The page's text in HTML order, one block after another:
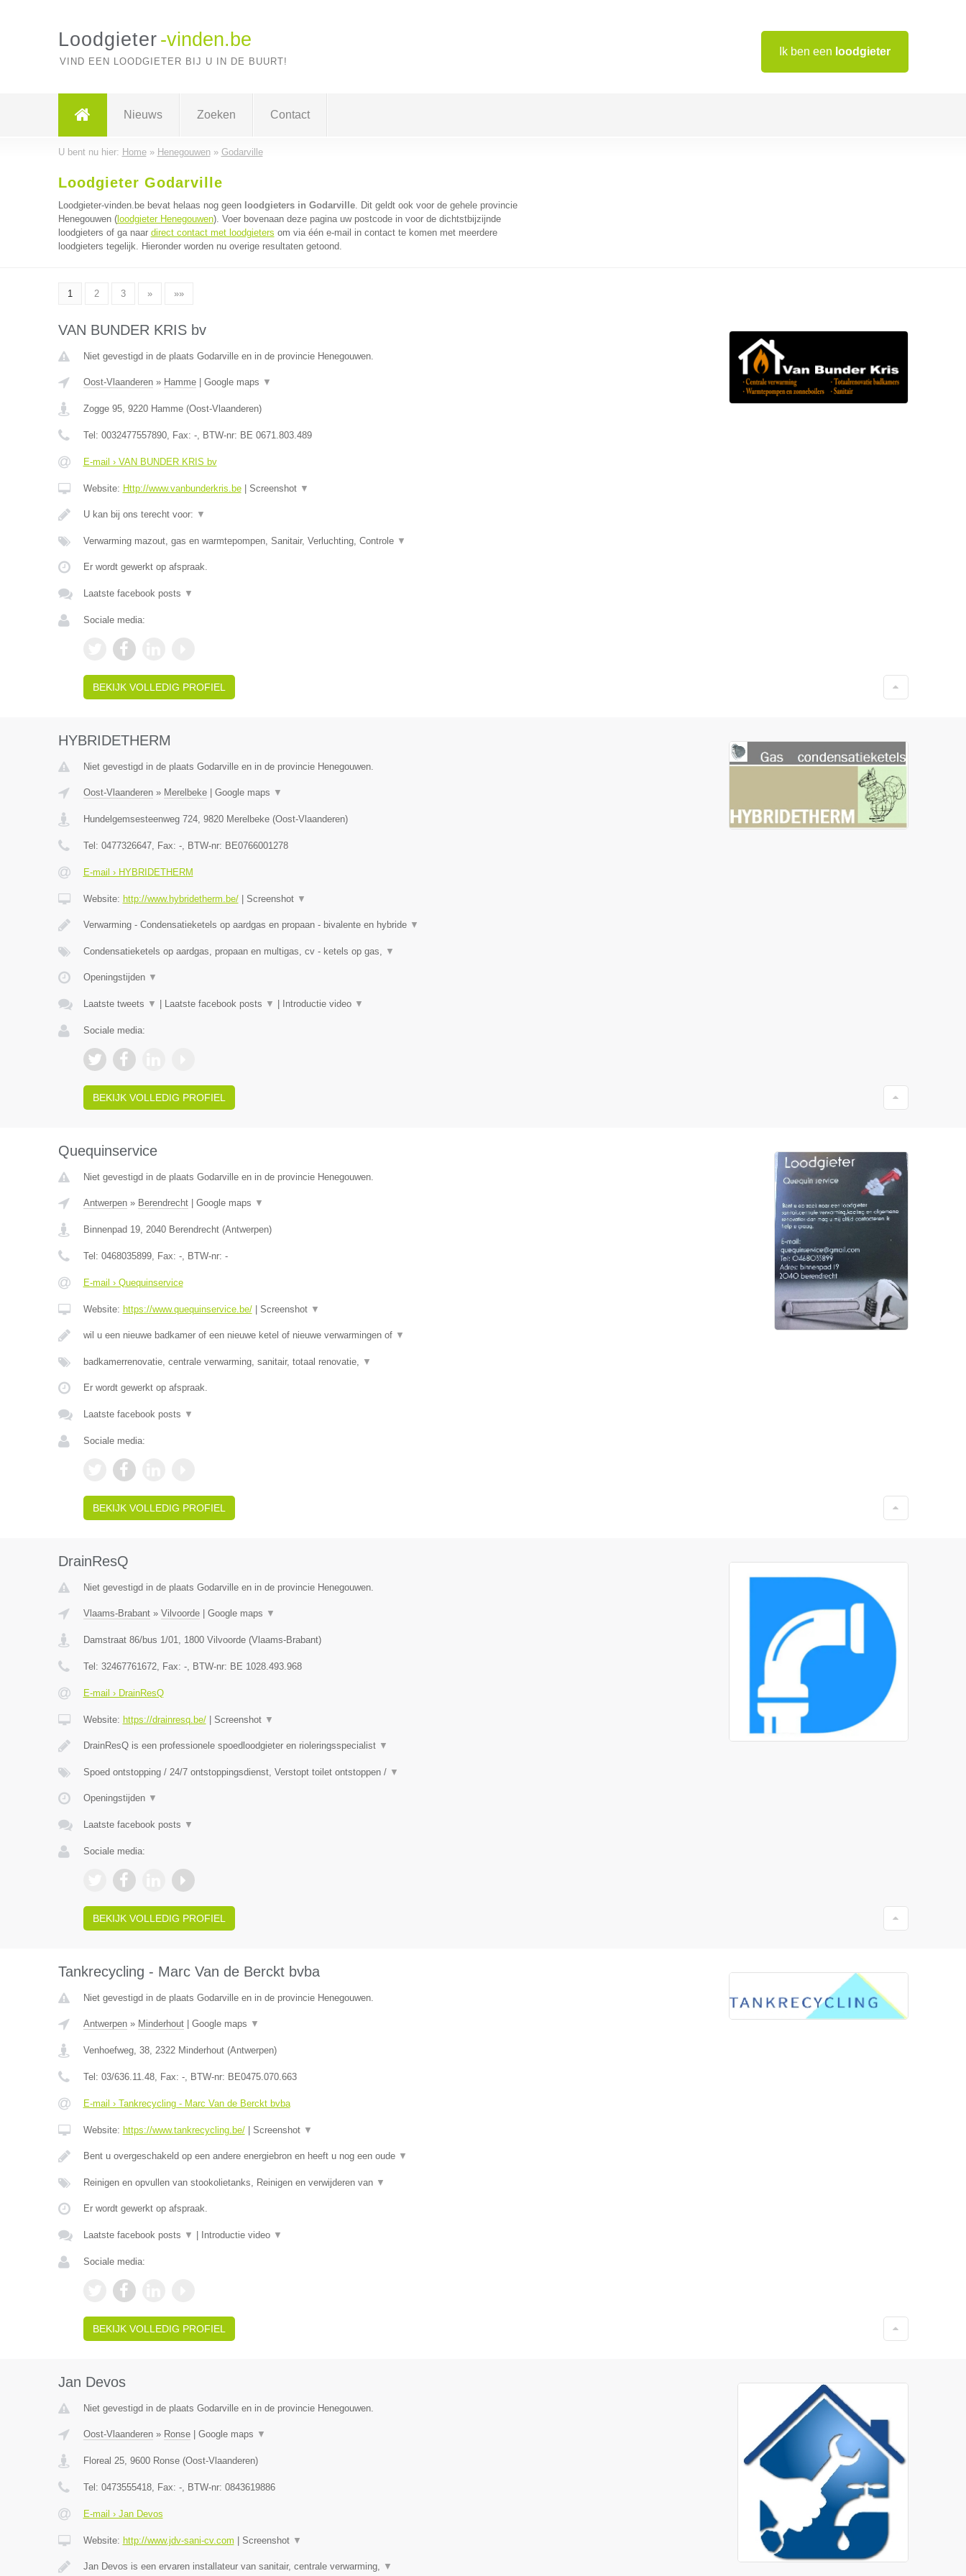
Ik ben een loodgieter
Loodgieter -vinden.be
VIND EEN LOODGIETER BIJ U IN DE BUURT!
Nieuws Zoeken Contact
U bent nu hier: Home» Henegouwen» Godarville
Loodgieter Godarville
Loodgieter-vinden.be bevat helaas nog geen loodgieters in Godarville. Dit geldt ook voor de gehele provincie
Henegouwen (loodgieter Henegouwen). Voer bovenaan deze pagina uw postcode in voor de dichtstbijzijnde
loodgieters of ga naar direct contact met loodgieters om via één e-mail in contact te komen met meerdere
loodgieters tegelijk. Hieronder worden nu overige resultaten getoond.
1 2 3 » »»
VAN BUNDER KRIS bv
Niet gevestigd in de plaats Godarville en in de provincie Henegouwen.
Oost-Vlaanderen» Hamme| Google maps ▼
Zogge 95, 9220 Hamme(Oost-Vlaanderen)
Tel: 0032477557890, Fax: -, BTW-nr: BE 0671.803.489
E-mail › VAN BUNDER KRIS bv
Website: Http://www.vanbunderkris.be| Screenshot ▼
U kan bij ons terecht voor: ▼
Verwarming mazout, gas en warmtepompen, Sanitair, Verluchting, Controle ▼
Er wordt gewerkt op afspraak.
Laatste facebook posts ▼
Sociale media:
BEKIJK VOLLEDIG PROFIEL
HYBRIDETHERM
Niet gevestigd in de plaats Godarville en in de provincie Henegouwen.
Oost-Vlaanderen» Merelbeke| Google maps ▼
Hundelgemsesteenweg 724, 9820 Merelbeke(Oost-Vlaanderen)
Tel: 0477326647, Fax: -, BTW-nr: BE0766001278
E-mail › HYBRIDETHERM
Website: http://www.hybridetherm.be/| Screenshot ▼
Verwarming - Condensatieketels op aardgas en propaan - bivalente en hybride ▼
Condensatieketels op aardgas, propaan en multigas, cv - ketels op gas, ▼
Openingstijden ▼
Laatste tweets ▼ Laatste facebook posts ▼ Introductie video ▼
Sociale media:
BEKIJK VOLLEDIG PROFIEL
Quequinservice
Niet gevestigd in de plaats Godarville en in de provincie Henegouwen.
Antwerpen» Berendrecht| Google maps ▼
Binnenpad 19, 2040 Berendrecht(Antwerpen)
Tel: 0468035899, Fax: -, BTW-nr: -
E-mail › Quequinservice
Website: https://www.quequinservice.be/| Screenshot ▼
wil u een nieuwe badkamer of een nieuwe ketel of nieuwe verwarmingen of ▼
badkamerrenovatie, centrale verwarming, sanitair, totaal renovatie, ▼
Er wordt gewerkt op afspraak.
Laatste facebook posts ▼
Sociale media:
BEKIJK VOLLEDIG PROFIEL
DrainResQ
Niet gevestigd in de plaats Godarville en in de provincie Henegouwen.
Vlaams-Brabant» Vilvoorde| Google maps ▼
Damstraat 86/bus 1/01, 1800 Vilvoorde(Vlaams-Brabant)
Tel: 32467761672, Fax: -, BTW-nr: BE 1028.493.968
E-mail › DrainResQ
Website: https://drainresq.be/| Screenshot ▼
DrainResQ is een professionele spoedloodgieter en rioleringsspecialist ▼
Spoed ontstopping / 24/7 ontstoppingsdienst, Verstopt toilet ontstoppen / ▼
Openingstijden ▼
Laatste facebook posts ▼
Sociale media:
BEKIJK VOLLEDIG PROFIEL
Tankrecycling - Marc Van de Berckt bvba
Niet gevestigd in de plaats Godarville en in de provincie Henegouwen.
Antwerpen» Minderhout| Google maps ▼
Venhoefweg, 38, 2322 Minderhout(Antwerpen)
Tel: 03/636.11.48, Fax: -, BTW-nr: BE0475.070.663
E-mail › Tankrecycling - Marc Van de Berckt bvba
Website: https://www.tankrecycling.be/| Screenshot ▼
Bent u overgeschakeld op een andere energiebron en heeft u nog een oude ▼
Reinigen en opvullen van stookolietanks, Reinigen en verwijderen van ▼
Er wordt gewerkt op afspraak.
Laatste facebook posts ▼ Introductie video ▼
Sociale media:
BEKIJK VOLLEDIG PROFIEL
Jan Devos
Niet gevestigd in de plaats Godarville en in de provincie Henegouwen.
Oost-Vlaanderen» Ronse| Google maps ▼
Floreal 25, 9600 Ronse(Oost-Vlaanderen)
Tel: 0473555418, Fax: -, BTW-nr: 0843619886
E-mail › Jan Devos
Website: http://www.jdv-sani-cv.com Screenshot ▼
Jan Devos is een ervaren installateur van sanitair, centrale verwarming, ▼